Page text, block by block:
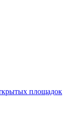
площадок